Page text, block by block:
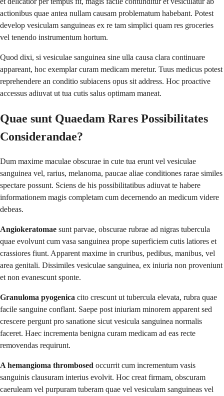
actionibus quae antea nullam causam problematum habebant. Potest
develop vesiculam sanguineas ex re tam simplici quam res groceries
vel tenendo instrumentum hortum.
Quod dixi, si vesiculae sanguinea sine ulla causa clara continuare
appareant, hoc exemplar curam medicam meretur. Tuus medicus potest
reprehendere an conditio subiacens opus sit address. Hoc proactive
accessus adiuvat ut tua cutis salus optimam maneat.
Quae sunt Quaedam Rares Possibilitates
Considerandae?
Dum maxime maculae obscurae in cute tua erunt vel vesiculae
sanguinea vel, rarius, melanoma, paucae aliae conditiones rarae similes
spectare possunt. Sciens de his possibilitatibus adiuvat te habere
informationem magis completam cum decernendo an medicum videre
debeas.
Angiokeratomae sunt parvae, obscurae rubrae ad nigras tubercula
quae evolvunt cum vasa sanguinea prope superficiem cutis latiores et
crassiores fiunt. Apparent maxime in cruribus, pedibus, manibus, vel
area genitali. Dissimiles vesiculae sanguinea, ex iniuria non proveniunt
et non evanescunt sponte.
Granuloma pyogenica cito crescunt ut tubercula elevata, rubra quae
facile sanguine conflant. Saepe post iniuriam minorem apparent sed
crescere pergunt pro sanatione sicut vesicula sanguinea normalis
faceret. Haec incrementa benigna curam medicam ad eas recte
removendas requirunt.
A hemangioma thrombosed occurrit cum incrementum vasis
sanguinis clausuram interius evolvit. Hoc creat firmam, obscuram
caeruleam vel purpuram tuberam quae vel vesiculam sanguineas vel